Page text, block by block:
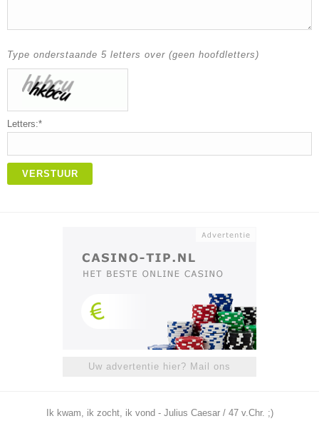
Type onderstaande 5 letters over (geen hoofdletters)
Letters:*
VERSTUUR
Uw advertentie hier? Mail ons
Ik kwam, ik zocht, ik vond - Julius Caesar / 47 v.Chr. ;)